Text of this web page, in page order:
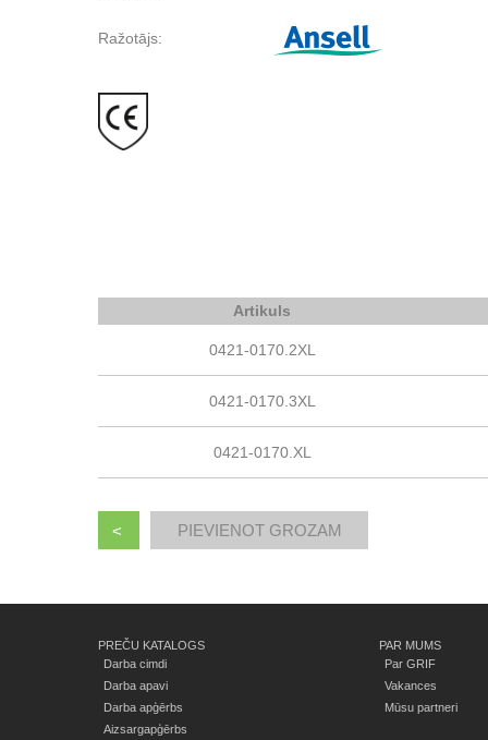
Ražotājs:
Artikuls
0421-0170.2XL
0421-0170.3XL
0421-0170.XL
<
PREČU KATALOGS
Darba cimdi
Darba apavi
Darba apģērbs
Aizsargapģērbs
PAR MUMS
Par GRIF
Vakances
Mūsu partneri